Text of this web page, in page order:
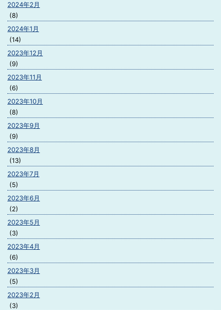
2024年2月
(8)
2024年1月
(14)
2023年12月
(9)
2023年11月
(6)
2023年10月
(8)
2023年9月
(9)
2023年8月
(13)
2023年7月
(5)
2023年6月
(2)
2023年5月
(3)
2023年4月
(6)
2023年3月
(5)
2023年2月
(3)